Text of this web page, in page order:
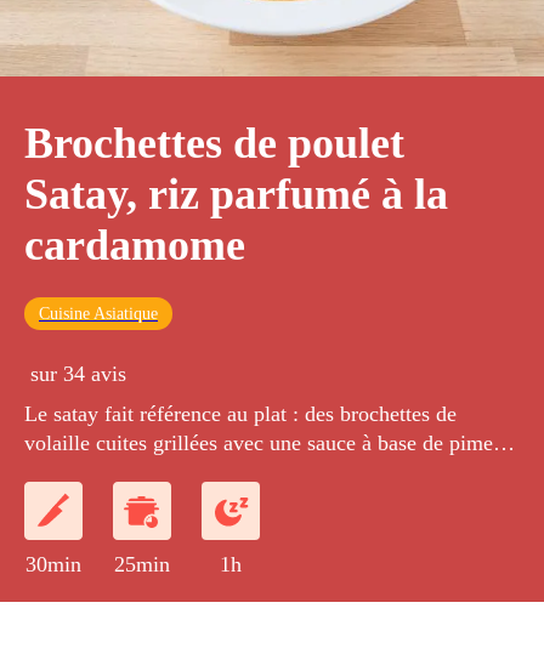
Brochettes de poulet
Satay, riz parfumé à la
cardamome
Cuisine Asiatique
sur 34 avis
Le satay fait référence au plat : des brochettes de
volaille cuites grillées avec une sauce à base de piment
elles marinent et cuisent. C'est accompagné d'un riz cuit
avec de la cardamome, une épice douce typique de la
péninsule indienne.
30min 25min 1h